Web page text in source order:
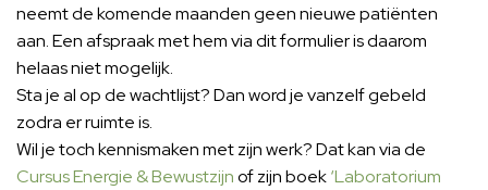
neemt de komende maanden geen nieuwe patiënten
aan. Een afspraak met hem via dit formulier is daarom
helaas niet mogelijk.
Sta je al op de wachtlijst? Dan word je vanzelf gebeld
zodra er ruimte is.
Wil je toch kennismaken met zijn werk? Dat kan via de
Cursus Energie & Bewustzijnof zijn boek‘Laboratorium